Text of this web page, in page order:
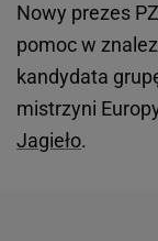
Nowy prezes
pomoc w
kandydata
mistrzyni
Jagieło.